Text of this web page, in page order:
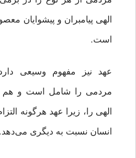
الهی پیامبران و پیشوایان
است.
عهد نیز مفهوم وسیعی
مردمی را شامل است و هم
الهی را، زیرا عهد هرگونه
انسان نسبت به دیگری می‌دهد.